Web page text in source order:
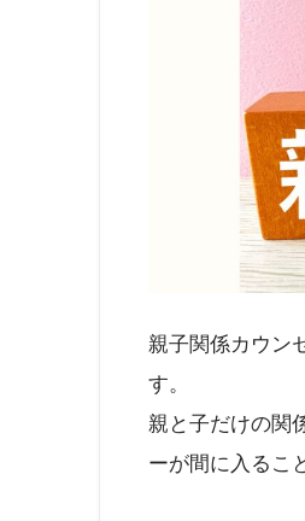
親子関係カウン
す。
親と子だけの関
ーが間に入るこ